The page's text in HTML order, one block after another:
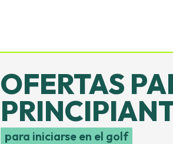
OFERTAS
para iniciarse en el golf